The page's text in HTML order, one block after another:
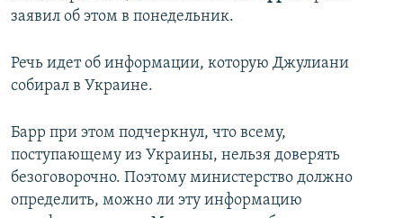
заявил об этом в понедельник.
Речь идет об информации, которую Джулиани
собирал в Украине.
Барр при этом подчеркнул, что всему,
поступающему из Украины, нельзя доверять
безоговорочно. Поэтому министерство должно
определить, можно ли эту информацию